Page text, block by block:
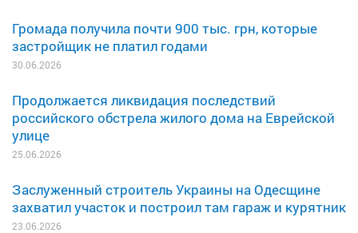
Громада получила почти 900 тыс. грн, которые
застройщик не платил годами
30.06.2026
Продолжается ликвидация последствий
российского обстрела жилого дома на Еврейской
улице
25.06.2026
Заслуженный строитель Украины на Одесщине
захватил участок и построил там гараж и курятник
23.06.2026